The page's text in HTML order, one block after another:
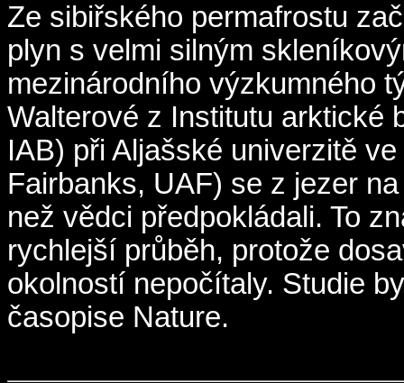
Ze sibiřského permafrostu
plyn s velmi silným
mezinárodního výzkumného
Walterové z Institutu arktické
IAB) při Aljašské univerzitě
Fairbanks, UAF) se z jezer
než vědci předpokládali. To
rychlejší průběh, protože
okolností nepočítaly. Studie
časopise Nature.